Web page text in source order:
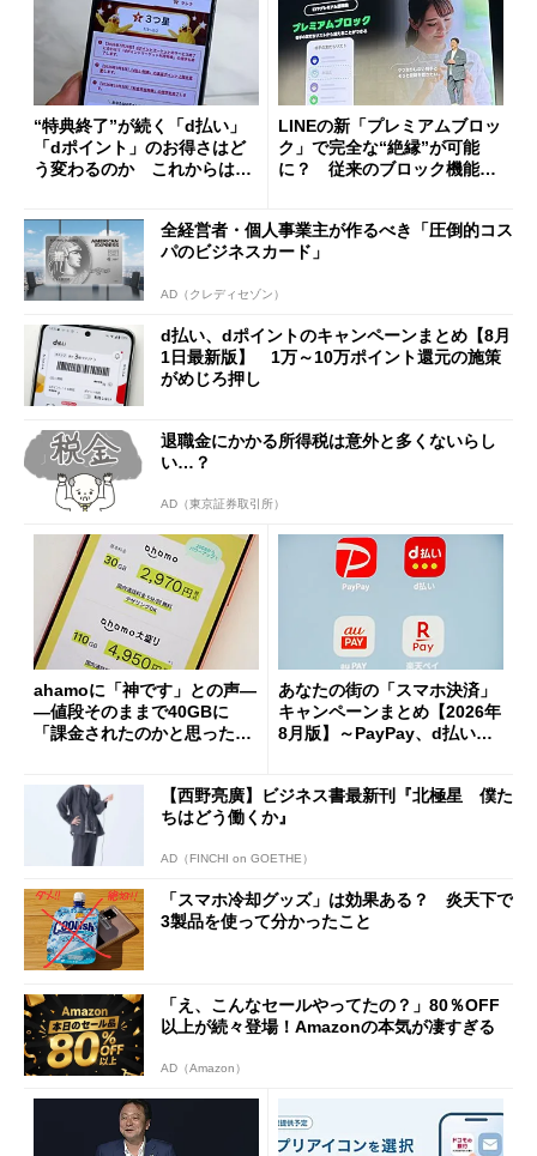
“特典終了”が続く「d払い」
「dポイント」のお得さはど
う変わるのか これからは
LINEの新「プレミアムブロッ
ク」で完全な“絶縁”が可能
に？ 従来のブロック機能と
全経営者・個人事業主が作るべき「圧倒的コス
パのビジネスカード」
AD（クレディセゾン）
d払い、dポイントのキャンペーンまとめ【8月
1日最新版】 1万～10万ポイント還元の施策
がめじろ押し
退職金にかかる所得税は意外と多くないらし
い…？
AD（東京証券取引所）
ahamoに「神です」との声―
―値段そのままで40GBに
「課金されたのかと思った」
あなたの街の「スマホ決済」
キャンペーンまとめ【2026年
8月版】～PayPay、d払い、a
【西野亮廣】ビジネス書最新刊『北極星 僕た
ちはどう働くか』
AD（FINCHI on GOETHE）
「スマホ冷却グッズ」は効果ある？ 炎天下で
3製品を使って分かったこと
「え、こんなセールやってたの？」80％OFF
以上が続々登場！Amazonの本気が凄すぎる
AD（Amazon）